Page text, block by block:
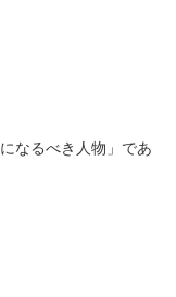
なるべき人物」であ